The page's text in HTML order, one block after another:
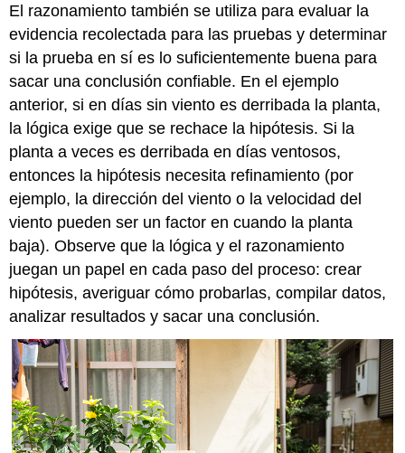
El razonamiento también se utiliza para evaluar la
evidencia recolectada para las pruebas y determinar
si la prueba en sí es lo suficientemente buena para
sacar una conclusión confiable. En el ejemplo
anterior, si en días sin viento es derribada la planta,
la lógica exige que se rechace la hipótesis. Si la
planta a veces es derribada en días ventosos,
entonces la hipótesis necesita refinamiento (por
ejemplo, la dirección del viento o la velocidad del
viento pueden ser un factor en cuando la planta
baja). Observe que la lógica y el razonamiento
juegan un papel en cada paso del proceso: crear
hipótesis, averiguar cómo probarlas, compilar datos,
analizar resultados y sacar una conclusión.